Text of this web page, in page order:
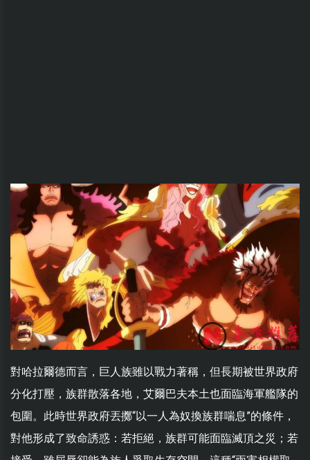
對哈拉爾德而言，巨人族雖以戰力著稱，但長期被世界政府
分化打壓，族群散落各地，艾爾巴夫本土也面臨海軍艦隊的
包圍。此時世界政府丟擲“以一人為奴換族群喘息”的條件，
對他形成了致命誘惑：若拒絕，族群可能面臨滅頂之災；若